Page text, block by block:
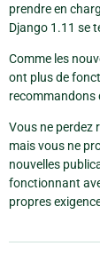
prendre en
Django 1.11 se
Comme les
ont plus de
recommandons
Vous ne perdez
mais vous ne
nouvelles
fonctionnant
propres